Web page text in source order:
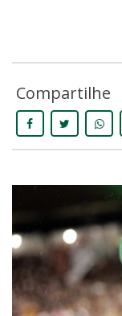
Compartilhe